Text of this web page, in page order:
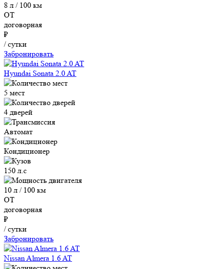
8 л / 100 км
ОТ
договорная
₽
/ сутки
Забронировать
Hyundai Sonata 2.0 AT
5 мест
4 дверей
Автомат
Кондиционер
150 л.с
10 л / 100 км
ОТ
договорная
₽
/ сутки
Забронировать
Nissan Almera 1.6 AT